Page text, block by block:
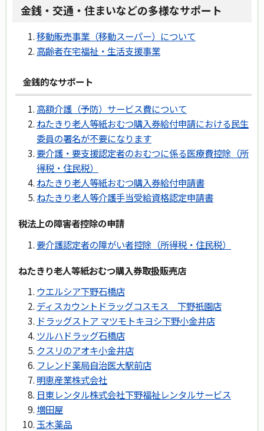
金銭・交通・住まいなどの多様なサポート
移動販売事業（移動スーパー）について
高齢者在宅福祉・生活支援事業
金銭的なサポート
高額介護（予防）サービス費について
ねたきり老人等紙おむつ購入券給付申請における民生
委員の署名が不要になります
要介護・要支援認定者のおむつに係る医療費控除（所
得税・住民税）
ねたきり老人等紙おむつ購入券給付申請書
ねたきり老人等介護手当受給資格認定申請書
税法上の障害者控除の申請
要介護認定者の障がい者控除（所得税・住民税）
ねたきり老人等紙おむつ購入券取扱販売店
ウエルシア下野石橋店
ディスカウントドラッグコスモス 下野祇󠄀園店
ドラッグストア マツモトキヨシ下野小金井店
ツルハドラッグ石橋店
クスリのアオキ小金井店
フレンド薬局自治医大駅前店
明恵産業株式会社
日東レンタル株式会社下野福祉レンタルサービス
増田屋
玉木薬品